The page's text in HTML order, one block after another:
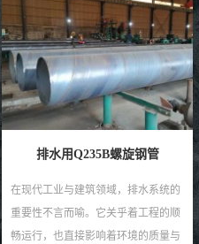
预制直埋聚氨酯保温钢管
预制直埋聚氨酯保温钢管，作为一种
高效节能的管道材料，近年来在建
筑、化工、石油、医药等众多行业中